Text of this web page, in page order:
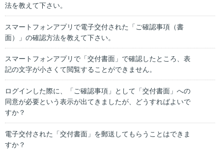
法を教えて下さい。
スマートフォンアプリで電子交付された「ご確認事項（書
面）」の確認方法を教えて下さい。
スマートフォンアプリで「交付書面」で確認したところ、表
記の文字が小さくて閲覧することができません。
ログインした際に、「ご確認事項」として「交付書面」への
同意が必要という表示が出てきましたが、どうすればよいで
すか？
電子交付された「交付書面」を郵送してもらうことはできま
すか？